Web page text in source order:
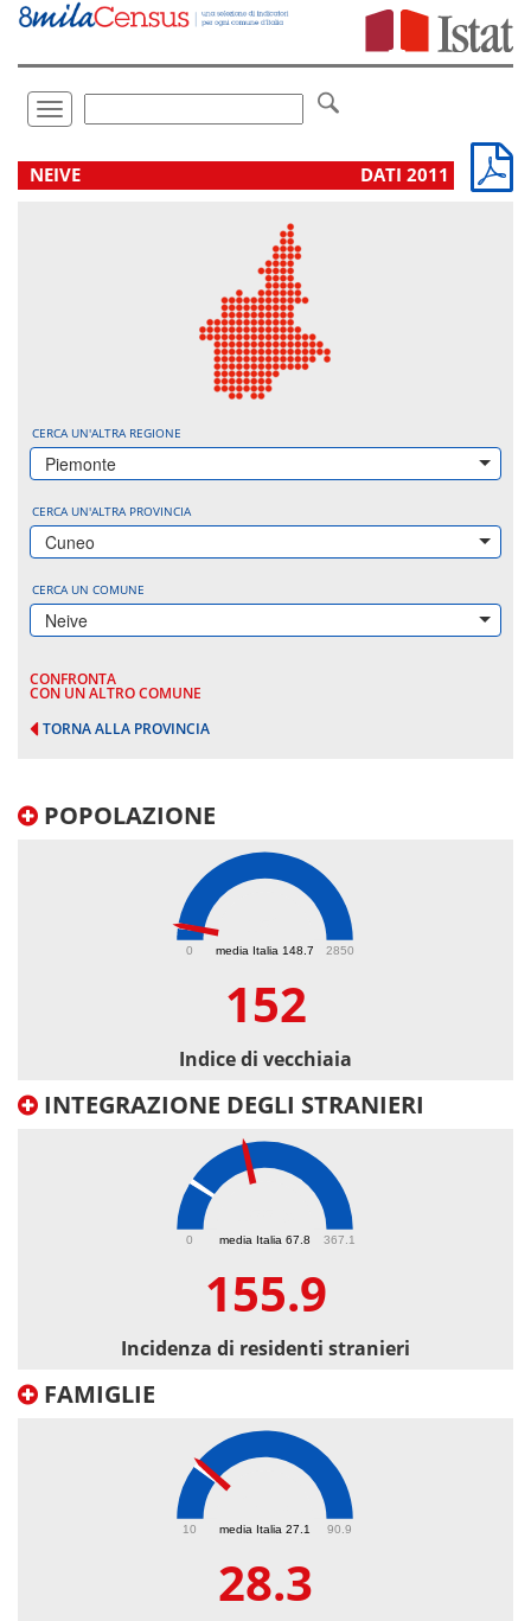
Vai
direttamente
Toggle
navigation
.
NEIVE DATI 2011
CERCA UN'ALTRA REGIONE
Piemonte
CERCA UN'ALTRA PROVINCIA
Cuneo
CERCA UN COMUNE
Neive
CONFRONTA
CON UN ALTRO COMUNE
TORNA ALLA PROVINCIA
POPOLAZIONE
media Italia 148.7
0 2850
152
Indice di vecchiaia
INTEGRAZIONE DEGLI STRANIERI
media Italia 67.8
0 367.1
155.9
Incidenza di residenti stranieri
FAMIGLIE
media Italia 27.1
10 90.9
28.3